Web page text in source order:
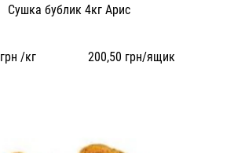
Сушка бублик 4кг Арис
грн /кг 200,50 грн/ящик